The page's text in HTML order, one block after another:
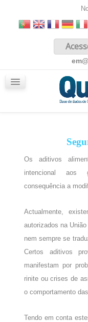
Os aditivos
intencional aos
consequência a
Actualmente,
autorizados na
nem sempre se
Certos aditivos
manifestam por
rinite ou crises de
o comportamento
Tendo em conta